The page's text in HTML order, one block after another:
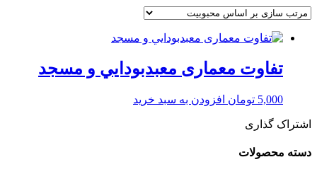
تفاوت معماری معبدبودايي و مسجد
5,000 تومان افزودن به سبد خرید
اشتراک گذاری
دسته محصولات